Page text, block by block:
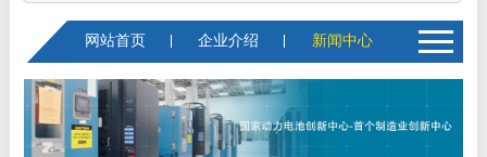
网站首页 企业介绍 新闻中心